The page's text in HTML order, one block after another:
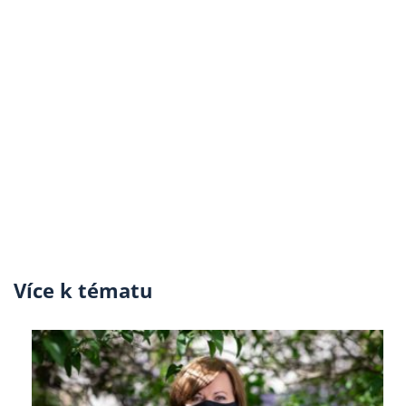
Více k tématu